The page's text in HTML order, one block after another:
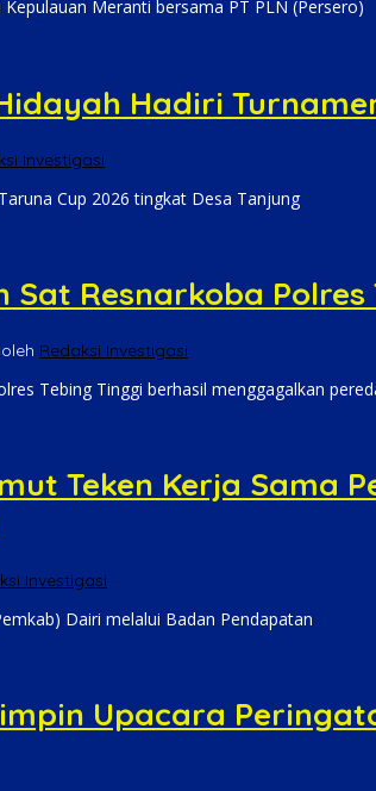
Meranti bersama PT PLN (Persero)
Hadiri
Investigasi
Cup 2026 tingkat Desa Tanjung
Resnarkoba
oleh Redaksi Investigasi
Tebing Tinggi berhasil menggagalkan
Teken Kerja Sama
Investigasi
Dairi melalui Badan Pendapatan
Upacara